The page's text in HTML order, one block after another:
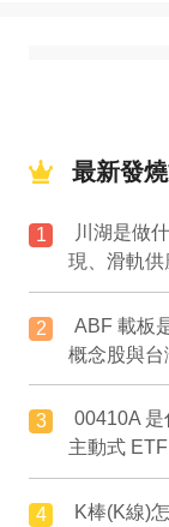
最新發
1
川湖是做
現、滑軌供
2
ABF 載板
概念股與
3
00410A
主動式
4
K棒(K線)